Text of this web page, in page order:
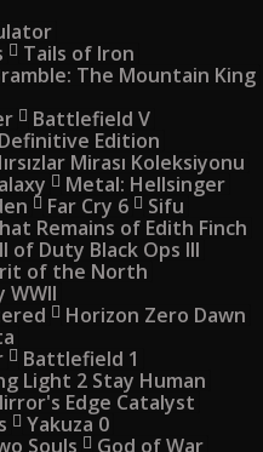
Tails of Iron
The Mountain King
Battlefield V
Edition
Mirası Koleksiyonu
Metal: Hellsinger
Far Cry 6
Sifu
Remains of Edith Finch
of Duty Black Ops III
of the North
WWII
Horizon Zero Dawn
Battlefield 1
Light 2 Stay Human
Edge Catalyst
Yakuza 0
Souls
God of War